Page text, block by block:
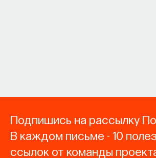
Подпишись на рассылку
В каждом письме - 10
ссылок от команды